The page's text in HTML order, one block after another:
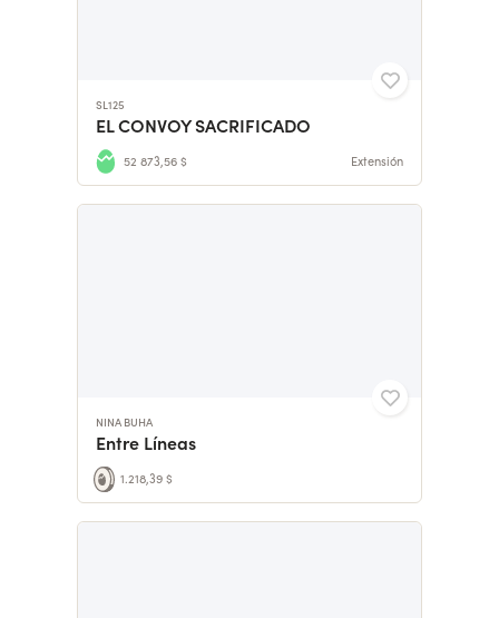
SL125
EL CONVOY SACRIFICADO
52 873,56 $ Extensión
NINA BUHA
Entre Líneas
1.218,39 $